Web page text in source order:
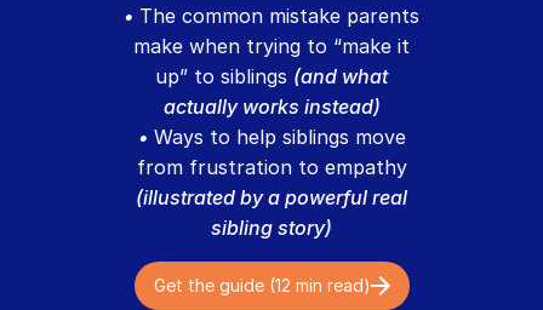
• The common mistake parents
make when trying to “make it
up” to siblings (and what
actually works instead)
• Ways to help siblings move
from frustration to empathy
(illustrated by a powerful real
sibling story)
Get the guide (12 min read)